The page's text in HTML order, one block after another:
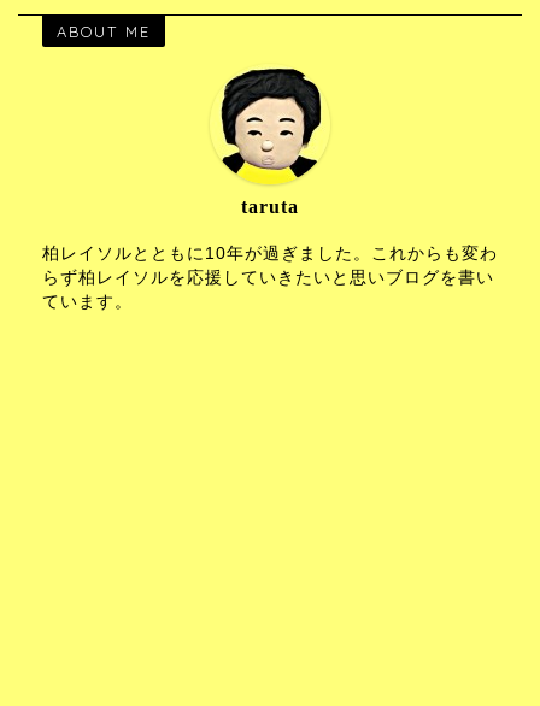
ABOUT ME
taruta
柏レイソルとともに10年が過ぎました。これからも変わ
らず柏レイソルを応援していきたいと思いブログを書い
ています。